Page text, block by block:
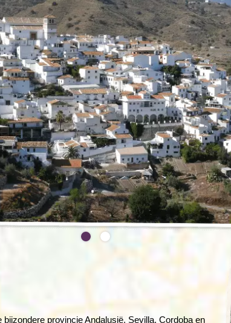
Honduras
Mexico
Nicaragua
Paaseiland
Paraguay
Peru
Suriname
(23)
(12)
(3)
Azerbeidzjan
Azoren
Balkan
Baltische Staten
Bosnië en Herzegovina
Bulgarije
Engeland
Estland
Finland
Frankrijk
Italië
Cultuur (28)
Natuur (16)
Nieuwe reizen
Rondreis China & Tibet, 42
dagen
Rondreis Sulawesi &
Molukken, 22 dagen
China
Filipijnen
India
Indochina
Indonesië
Japan
Jordanië
Kirgizië
Laos
Malediven
provincie Andalusië. Sevilla, Cordoba en